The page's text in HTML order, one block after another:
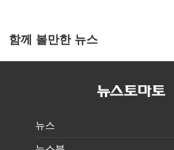
함께 볼만한 뉴스
뉴스